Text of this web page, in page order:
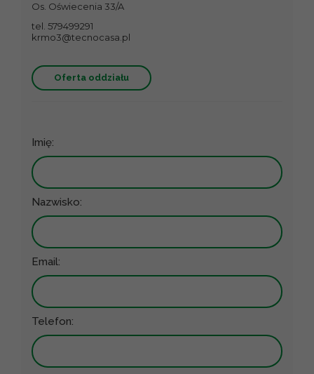
Os. Oświecenia 33/A
tel. 579499291
krmo3@tecnocasa.pl
Oferta oddziału
Imię:
Nazwisko:
Email:
Telefon: